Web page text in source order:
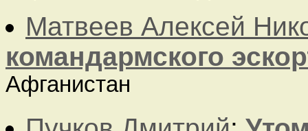
Матвеев Алексей
командармского
Афганистан